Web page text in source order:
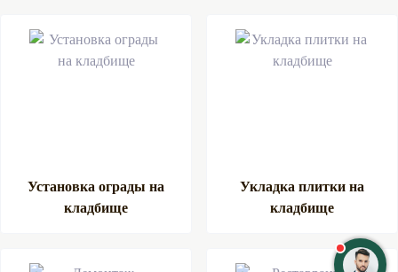
Установка ограды на
кладбище
Укладка плитки на
кладбище